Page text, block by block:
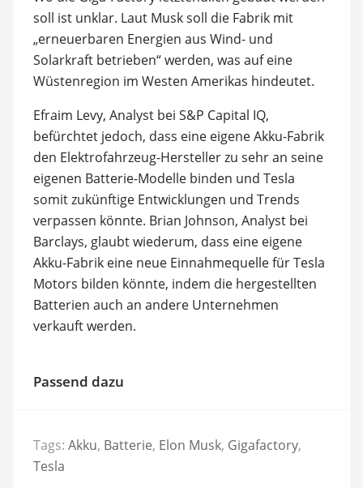
soll ist unklar. Laut Musk soll die Fabrik mit
„erneuerbaren Energien aus Wind- und
Solarkraft betrieben“ werden, was auf eine
Wüstenregion im Westen Amerikas hindeutet.
Efraim Levy, Analyst bei S&P Capital IQ,
befürchtet jedoch, dass eine eigene Akku-Fabrik
den Elektrofahrzeug-Hersteller zu sehr an seine
eigenen Batterie-Modelle binden und Tesla
somit zukünftige Entwicklungen und Trends
verpassen könnte. Brian Johnson, Analyst bei
Barclays, glaubt wiederum, dass eine eigene
Akku-Fabrik eine neue Einnahmequelle für Tesla
Motors bilden könnte, indem die hergestellten
Batterien auch an andere Unternehmen
verkauft werden.
Passend dazu
Tags: Akku, Batterie, Elon Musk, Gigafactory,
Tesla